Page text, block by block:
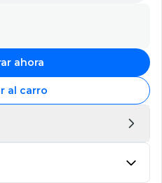
ahora
al carro